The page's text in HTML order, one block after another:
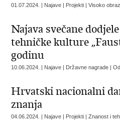
01.07.2024. | Najave | Projekti | Visoko
Najava svečane
tehničke kulture
godinu
10.06.2024. | Najave | Državne nagrade |
Hrvatski nacionalni
znanja
04.06.2024. | Najave | Projekti | Znanost i